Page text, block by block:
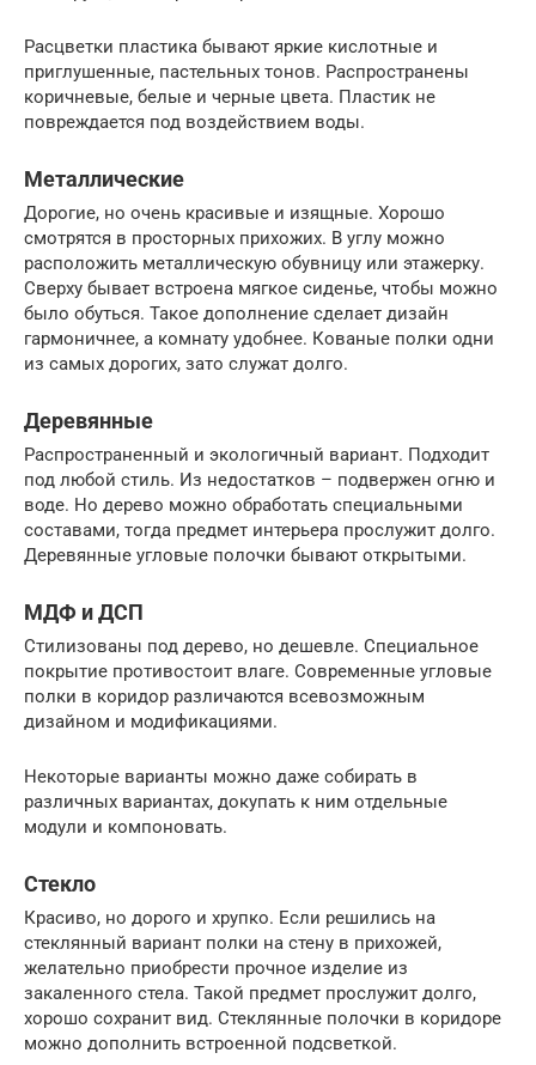
Расцветки пластика бывают яркие кислотные и
приглушенные, пастельных тонов. Распространены
коричневые, белые и черные цвета. Пластик не
повреждается под воздействием воды.
Металлические
Дорогие, но очень красивые и изящные. Хорошо
смотрятся в просторных прихожих. В углу можно
расположить металлическую обувницу или этажерку.
Сверху бывает встроена мягкое сиденье, чтобы можно
было обуться. Такое дополнение сделает дизайн
гармоничнее, а комнату удобнее. Кованые полки одни
из самых дорогих, зато служат долго.
Деревянные
Распространенный и экологичный вариант. Подходит
под любой стиль. Из недостатков – подвержен огню и
воде. Но дерево можно обработать специальными
составами, тогда предмет интерьера прослужит долго.
Деревянные угловые полочки бывают открытыми.
МДФ и ДСП
Стилизованы под дерево, но дешевле. Специальное
покрытие противостоит влаге. Современные угловые
полки в коридор различаются всевозможным
дизайном и модификациями.
Некоторые варианты можно даже собирать в
различных вариантах, докупать к ним отдельные
модули и компоновать.
Стекло
Красиво, но дорого и хрупко. Если решились на
стеклянный вариант полки на стену в прихожей,
желательно приобрести прочное изделие из
закаленного стела. Такой предмет прослужит долго,
хорошо сохранит вид. Стеклянные полочки в коридоре
можно дополнить встроенной подсветкой.